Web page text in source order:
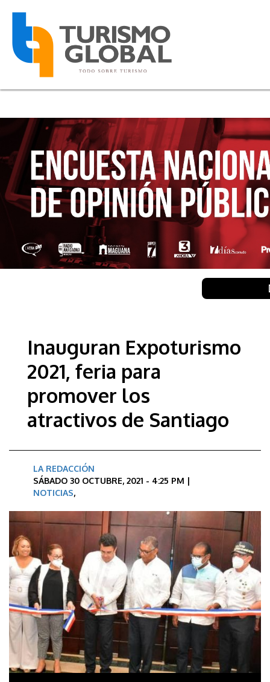
Inauguran Expoturismo
2021, feria para
promover los
atractivos de Santiago
LA REDACCIÓN
SÁBADO 30 OCTUBRE, 2021 - 4:25 PM |
NOTICIAS,